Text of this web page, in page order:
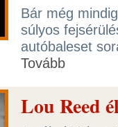
Bár még
súlyos
autóbaleset
Tovább
Lou Reed